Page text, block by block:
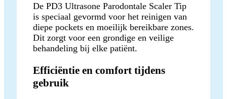
De PD3 Ultrasone Parodontale Scaler Tip
is speciaal gevormd voor het reinigen van
diepe pockets en moeilijk bereikbare zones.
Dit zorgt voor een grondige en veilige
behandeling bij elke patiënt.
Efficiëntie en comfort tijdens
gebruik